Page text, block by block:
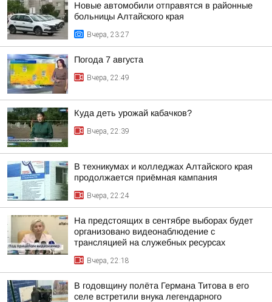
Новые автомобили отправятся в районные
больницы Алтайского края
Вчера, 23:27
Погода 7 августа
Вчера, 22:49
Куда деть урожай кабачков?
Вчера, 22:39
В техникумах и колледжах Алтайского края
продолжается приёмная кампания
Вчера, 22:24
На предстоящих в сентябре выборах будет
организовано видеонаблюдение с
трансляцией на служебных ресурсах
Вчера, 22:18
В годовщину полёта Германа Титова в его
селе встретили внука легендарного